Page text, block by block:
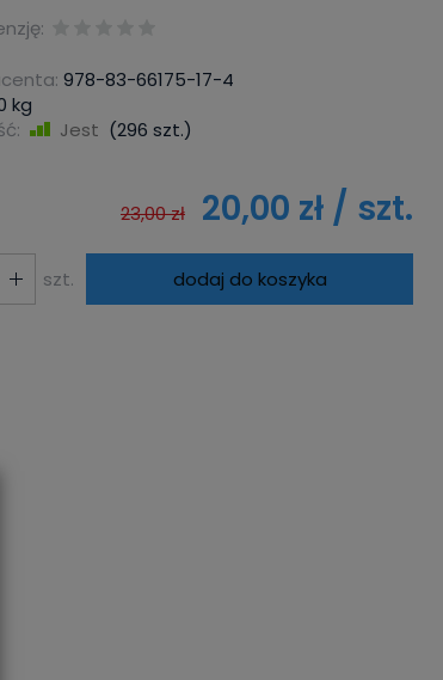
978-83-66175-17-4
kg
Jest (296 szt.)
23,00 zł 20,00 zł / szt.
szt. dodaj do koszyka